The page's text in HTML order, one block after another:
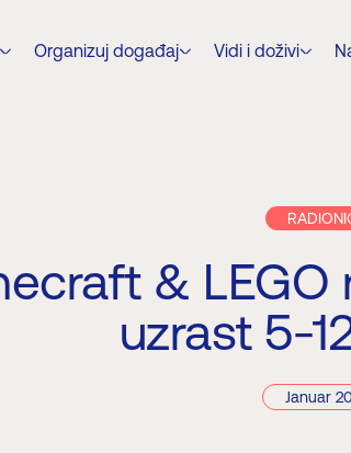
Organizuj događaj Vidi i doživi
& LEGO
uzrast 5-
Januar